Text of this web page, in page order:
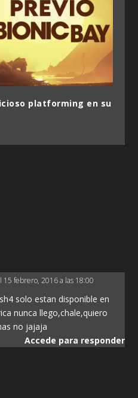
platforming en su
15 febrero, 2016 a las 18:00
solo estan disponible en
nunca llego,chale,quiero
no jajaja
Accede para responder